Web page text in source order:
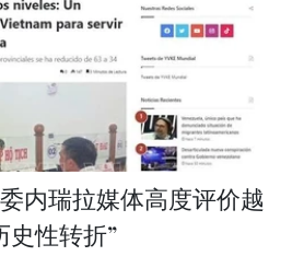
内瑞拉媒体高度评价越
史性转折”